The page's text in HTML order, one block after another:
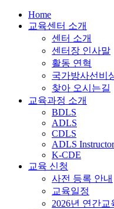
Home
교육센터 소개
센터 소개
센터장 인사말
활동 연혁
국가방사선비
찾아 오시는길
교육과정 소개
BDLS
ADLS
CDLS
ADLS Instructor
K-CDE
교육 신청
사전 등록 안내
교육일정
2026년 연간교